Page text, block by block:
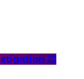
13